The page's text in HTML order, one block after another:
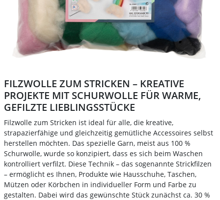
FILZWOLLE ZUM STRICKEN – KREATIVE
PROJEKTE MIT SCHURWOLLE FÜR WARME,
GEFILZTE LIEBLINGSSTÜCKE
Filzwolle zum Stricken ist ideal für alle, die kreative,
strapazierfähige und gleichzeitig gemütliche Accessoires selbst
herstellen möchten. Das spezielle Garn, meist aus 100 %
Schurwolle, wurde so konzipiert, dass es sich beim Waschen
kontrolliert verfilzt. Diese Technik – das sogenannte Strickfilzen
– ermöglicht es Ihnen, Produkte wie Hausschuhe, Taschen,
Mützen oder Körbchen in individueller Form und Farbe zu
gestalten. Dabei wird das gewünschte Stück zunächst ca. 30 %